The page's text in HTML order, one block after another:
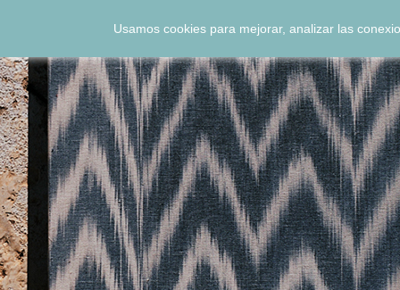
Usamos cookies para mejorar, analizar las